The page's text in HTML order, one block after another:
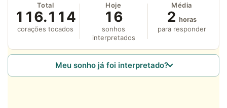
Total
116.114
corações tocados
Hoje
16
sonhos
interpretados
Média
2 horas
para responder
Meu sonho já foi interpretado?